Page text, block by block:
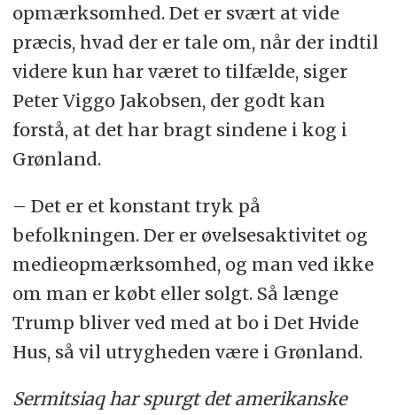
opmærksomhed. Det er svært at vide
præcis, hvad der er tale om, når der indtil
videre kun har været to tilfælde, siger
Peter Viggo Jakobsen, der godt kan
forstå, at det har bragt sindene i kog i
Grønland.
– Det er et konstant tryk på
befolkningen. Der er øvelsesaktivitet og
medieopmærksomhed, og man ved ikke
om man er købt eller solgt. Så længe
Trump bliver ved med at bo i Det Hvide
Hus, så vil utrygheden være i Grønland.
Sermitsiaq har spurgt det amerikanske